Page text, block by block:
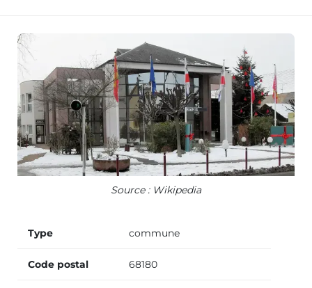
Source : Wikipedia
Type commune
Code postal 68180